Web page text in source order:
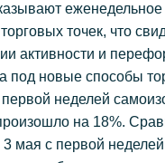
еженедельное
точек, что
активности и
под новые способы
неделей
на 18%.
мая с первой